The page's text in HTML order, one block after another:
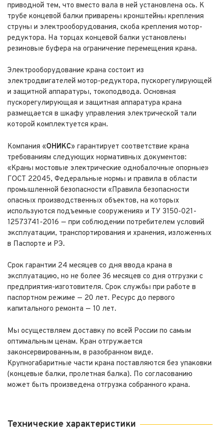
приводной тем, что вместо вала в ней установлена ось. К
трубе концевой балки приварены кронштейны крепления
струны и электрооборудования, скоба крепления мотор-
редуктора. На торцах концевой балки установлены
резиновые буфера на ограничение перемещения крана.
Электрооборудование крана состоит из
электродвигателей мотор-редуктора, пускорегулирующей
и защитной аппаратуры, токоподвода. Основная
пускорегулирующая и защитная аппаратура крана
размещается в шкафу управления электрической тали
которой комплектуется кран.
Компания «ОНИКС» гарантирует соответствие крана
требованиям следующих нормативных документов:
«Краны мостовые электрические однобалочные опорные»
ГОСТ 22045, Федеральные нормы и правила в области
промышленной безопасности «Правила безопасности
опасных производственных объектов, на которых
используются подъемные сооружения» и ТУ 3150-021-
12573741-2016 — при соблюдении потребителем условий
эксплуатации, транспортирования и хранения, изложенных
в Паспорте и РЭ.
Срок гарантии 24 месяцев со дня ввода крана в
эксплуатацию, но не более 36 месяцев со дня отгрузки с
предприятия-изготовителя. Срок службы при работе в
паспортном режиме — 20 лет. Ресурс до первого
капитального ремонта — 10 лет.
Мы осуществляем доставку по всей России по самым
оптимальным ценам. Кран отгружается
законсервированным, в разобранном виде.
Крупногабаритные части крана поставляются без упаковки
(концевые балки, пролетная балка). По согласованию
может быть произведена отгрузка собранного крана.
Технические характеристики